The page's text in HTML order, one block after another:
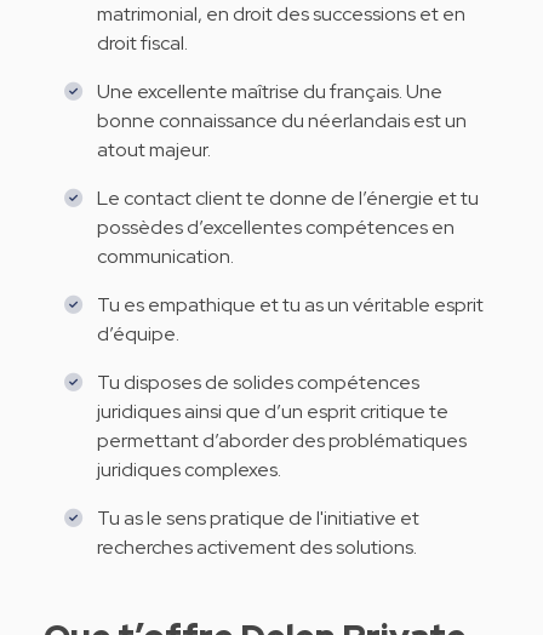
matrimonial, en droit des successions et en
droit fiscal.
Une excellente maîtrise du français. Une
bonne connaissance du néerlandais est un
atout majeur.
Le contact client te donne de l’énergie et tu
possèdes d’excellentes compétences en
communication.
Tu es empathique et tu as un véritable esprit
d’équipe.
Tu disposes de solides compétences
juridiques ainsi que d’un esprit critique te
permettant d’aborder des problématiques
juridiques complexes.
Tu as le sens pratique de l'initiative et
recherches activement des solutions.